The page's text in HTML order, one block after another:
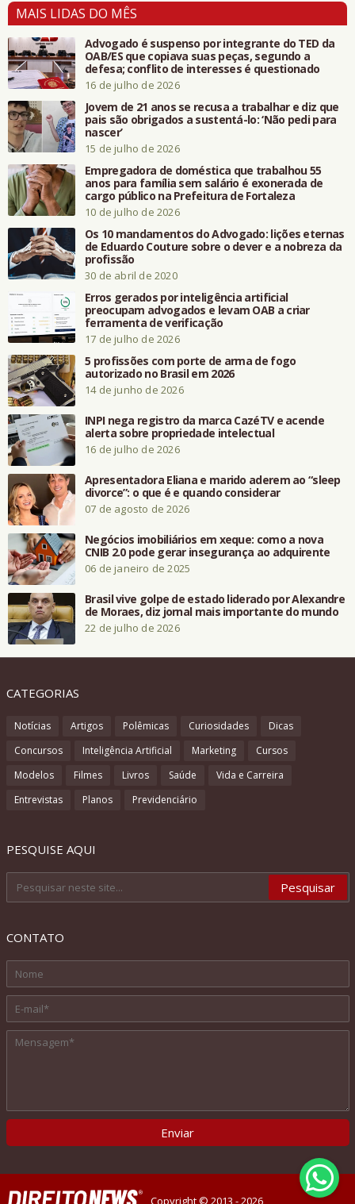
MAIS LIDAS DO MÊS
Advogado é suspenso por integrante do TED da
OAB/ES que copiava suas peças, segundo a
defesa; conflito de interesses é questionado
16 de julho de 2026
Jovem de 21 anos se recusa a trabalhar e diz que
pais são obrigados a sustentá-lo: ‘Não pedi para
nascer’
15 de julho de 2026
Empregadora de doméstica que trabalhou 55
anos para família sem salário é exonerada de
cargo público na Prefeitura de Fortaleza
10 de julho de 2026
Os 10 mandamentos do Advogado: lições eternas
de Eduardo Couture sobre o dever e a nobreza da
profissão
30 de abril de 2020
Erros gerados por inteligência artificial
preocupam advogados e levam OAB a criar
ferramenta de verificação
17 de julho de 2026
5 profissões com porte de arma de fogo
autorizado no Brasil em 2026
14 de junho de 2026
INPI nega registro da marca CazéTV e acende
alerta sobre propriedade intelectual
16 de julho de 2026
Apresentadora Eliana e marido aderem ao “sleep
divorce”: o que é e quando considerar
07 de agosto de 2026
Negócios imobiliários em xeque: como a nova
CNIB 2.0 pode gerar insegurança ao adquirente
06 de janeiro de 2025
Brasil vive golpe de estado liderado por Alexandre
de Moraes, diz jornal mais importante do mundo
22 de julho de 2026
CATEGORIAS
Notícias Artigos Polêmicas Curiosidades
Dicas
Concursos
Inteligência Artificial Marketing
Cursos
Modelos
Filmes Livros Saúde
Vida e Carreira
Entrevistas
Planos Previdenciário
PESQUISE AQUI
CONTATO
Copyright © 2013 - 2026